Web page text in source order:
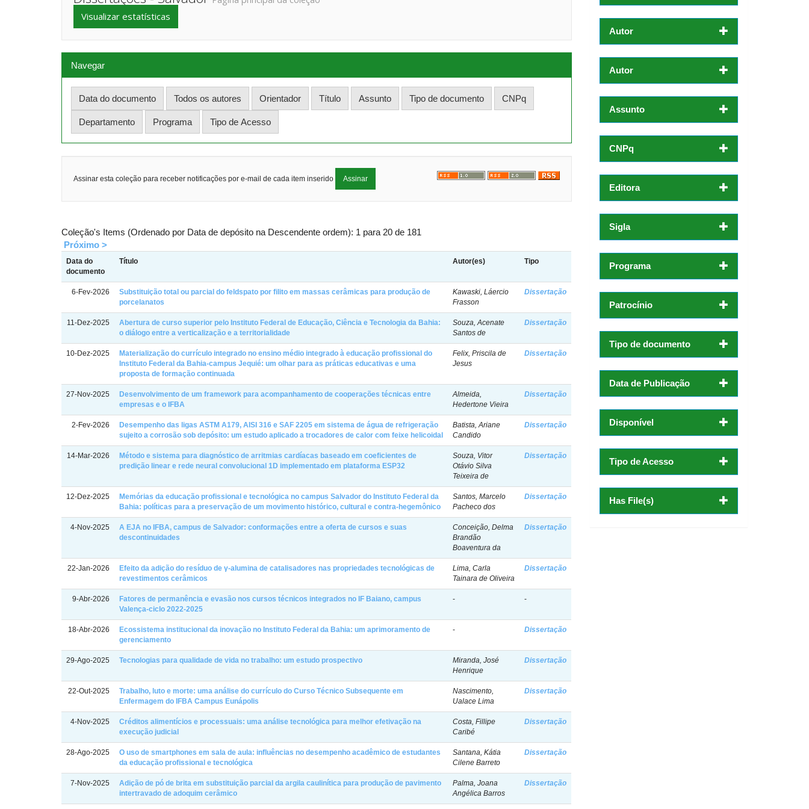
Visualizar estatísticas
Navegar
Assinar esta coleção para receber notificações por e-mail de cada item inserido
Coleção's Items (Ordenado por Data de depósito na Descendente ordem): 1 para 20 de 181
Próximo >
Data do
documento
Título Autor(es) Tipo
6-Fev-2026
Substituição total ou parcial do feldspato por filito em massas cerâmicas para produção de
porcelanatos
Kawaski, Láercio
Frasson
Dissertação
11-Dez-2025
Abertura de curso superior pelo Instituto Federal de Educação, Ciência e Tecnologia da Bahia:
o diálogo entre a verticalização e a territorialidade
Souza, Acenate
Santos de
Dissertação
10-Dez-2025
Materialização do currículo integrado no ensino médio integrado à educação profissional do
Instituto Federal da Bahia-campus Jequié: um olhar para as práticas educativas e uma
proposta de formação continuada
Felix, Priscila de
Jesus
Dissertação
27-Nov-2025
Desenvolvimento de um framework para acompanhamento de cooperações técnicas entre
empresas e o IFBA
Almeida,
Hedertone Vieira
Dissertação
2-Fev-2026
Desempenho das ligas ASTM A179, AISI 316 e SAF 2205 em sistema de água de refrigeração
sujeito a corrosão sob depósito: um estudo aplicado a trocadores de calor com feixe helicoidal
Batista, Ariane
Candido
Dissertação
14-Mar-2026
Método e sistema para diagnóstico de arritmias cardíacas baseado em coeficientes de
predição linear e rede neural convolucional 1D implementado em plataforma ESP32
Souza, Vitor
Otávio Silva
Teixeira de
Dissertação
12-Dez-2025
Memórias da educação profissional e tecnológica no campus Salvador do Instituto Federal da
Bahia: políticas para a preservação de um movimento histórico, cultural e contra-hegemônico
Santos, Marcelo
Pacheco dos
Dissertação
4-Nov-2025
A EJA no IFBA, campus de Salvador: conformações entre a oferta de cursos e suas
descontinuidades
Conceição, Delma
Brandão
Boaventura da
Dissertação
22-Jan-2026
Efeito da adição do resíduo de γ-alumina de catalisadores nas propriedades tecnológicas de
revestimentos cerâmicos
Lima, Carla
Tainara de Oliveira
Dissertação
9-Abr-2026
Fatores de permanência e evasão nos cursos técnicos integrados no IF Baiano, campus
Valença-ciclo 2022-2025
- -
18-Abr-2026
Ecossistema institucional da inovação no Instituto Federal da Bahia: um aprimoramento de
gerenciamento
- Dissertação
29-Ago-2025 Tecnologias para qualidade de vida no trabalho: um estudo prospectivo
Miranda, José
Henrique
Dissertação
22-Out-2025
Trabalho, luto e morte: uma análise do currículo do Curso Técnico Subsequente em
Enfermagem do IFBA Campus Eunápolis
Nascimento,
Ualace Lima
Dissertação
4-Nov-2025
Créditos alimentícios e processuais: uma análise tecnológica para melhor efetivação na
execução judicial
Costa, Fillipe
Caribé
Dissertação
28-Ago-2025
O uso de smartphones em sala de aula: influências no desempenho acadêmico de estudantes
da educação profissional e tecnológica
Santana, Kátia
Cilene Barreto
Dissertação
7-Nov-2025
Adição de pó de brita em substituição parcial da argila caulinítica para produção de pavimento
intertravado de adoquim cerâmico
Palma, Joana
Angélica Barros
Dissertação
Autor
Autor
Assunto
CNPq
Editora
Sigla
Programa
Patrocínio
Tipo de documento
Data de Publicação
Disponível
Tipo de Acesso
Has File(s)